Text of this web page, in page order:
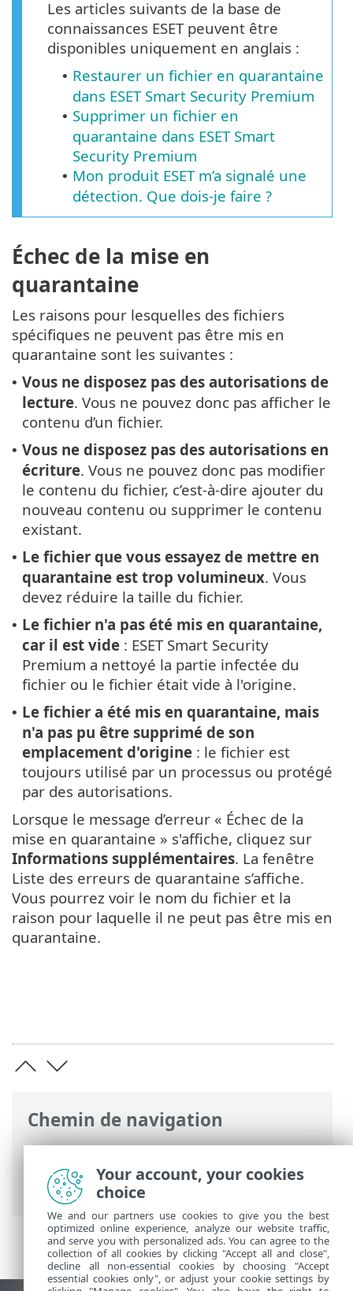
Chemin de navigation
Aide en ligne ESET>ESET Smart Security
Premium
>Utilisation d'ESET Smart
Security Premium
Outils
Les articles suivants de la base de
connaissances ESET peuvent être
disponibles uniquement en anglais :
• Restaurer un fichier en quarantaine
dans ESET Smart Security Premium
• Supprimer un fichier en
quarantaine dans ESET Smart
Security Premium
• Mon produit ESET m’a signalé une
détection. Que dois-je faire ?
Échec de la mise en
quarantaine
Les raisons pour lesquelles des fichiers
spécifiques ne peuvent pas être mis en
quarantaine sont les suivantes :
• Vous ne disposez pas des autorisations de
lecture. Vous ne pouvez donc pas afficher le
contenu d’un fichier.
• Vous ne disposez pas des autorisations en
écriture. Vous ne pouvez donc pas modifier
le contenu du fichier, c’est-à-dire ajouter du
nouveau contenu ou supprimer le contenu
existant.
• Le fichier que vous essayez de mettre en
quarantaine est trop volumineux. Vous
devez réduire la taille du fichier.
• Le fichier n'a pas été mis en quarantaine,
car il est vide : ESET Smart Security
Premium a nettoyé la partie infectée du
fichier ou le fichier était vide à l'origine.
• Le fichier a été mis en quarantaine, mais
n'a pas pu être supprimé de son
emplacement d'origine : le fichier est
toujours utilisé par un processus ou protégé
par des autorisations.
Lorsque le message d’erreur « Échec de la
mise en quarantaine » s'affiche, cliquez sur
Informations supplémentaires. La fenêtre
Liste des erreurs de quarantaine s’affiche.
Vous pourrez voir le nom du fichier et la
raison pour laquelle il ne peut pas être mis en
quarantaine.
Your account, your cookies
choice
We and our partners use cookies to give you the best
optimized online experience, analyze our website traffic,
and serve you with personalized ads. You can agree to the
collection of all cookies by clicking "Accept all and close",
decline all non-essential cookies by choosing "Accept
essential cookies only", or adjust your cookie settings by